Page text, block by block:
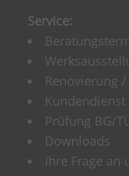
Service:
Renovierung
Prüfung BG/
Downloads
Ihre Frage an